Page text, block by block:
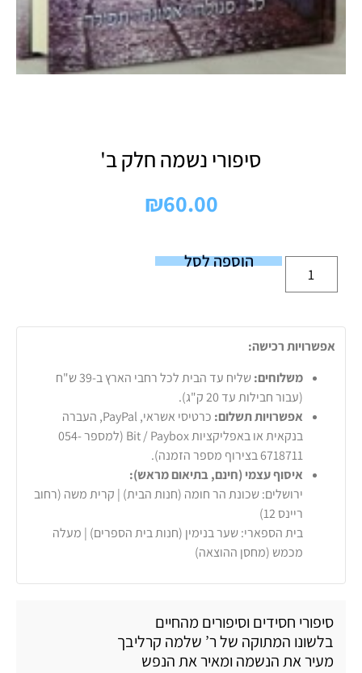
סיפורי נשמה חלק ב'
₪60.00
הוספה לסל
אפשרויות רכישה:
משלוחים:
שליח עד הבית לכל רחבי הארץ ב-39 ש"ח
(עבור חבילות עד 20 ק"ג).
אפשרויות תשלום:
כרטיסי אשראי, PayPal, העברה
בנקאית או באפליקציות Bit / Paybox (למספר 054-
6718711 בצירוף מספר הזמנה).
איסוף עצמי (חינם, בתיאום מראש):
ירושלים: שכונת הר חומה (חנות הבית) | קרית משה (רחוב
ריינס 12)
בית הספארי: שער בנימין (חנות בית הספרים) | מעלה
מכמש (מחסן ההוצאה)
סיפורי חסידים וסיפורים מהחיים
בלשונו המתוקה של ר’ שלמה קרליבך
מעיר את הנשמה ומאיר את הנפש